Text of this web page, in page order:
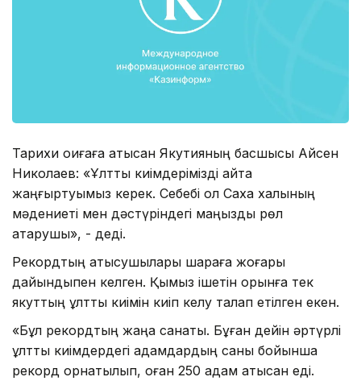
Тарихи оқиғаға қатысқан Якутияның басшысы Айсен
Николаев: «Ұлттық киімдерімізді қайта
жаңғыртуымыз керек. Себебі ол Саха халқының
мәдениеті мен дәстүріндегі маңызды рөл
атқарушы», - деді.
Рекордтың қатысушылары шараға жоғары
дайындықпен келген. Қымыз ішетін орынға тек
якуттың ұлттық киімін киіп келу талап етілген екен.
«Бұл рекордтың жаңа санаты. Бұған дейін әртүрлі
ұлттық киімдердегі адамдардың саны бойынша
рекорд орнатылып, оған 250 адам қатысқан еді.